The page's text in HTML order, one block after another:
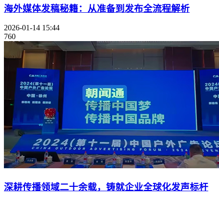
海外媒体发稿秘籍：从准备到发布全流程解析
2026-01-14 15:44
760
深耕传播领域二十余载，铸就企业全球化发声标杆